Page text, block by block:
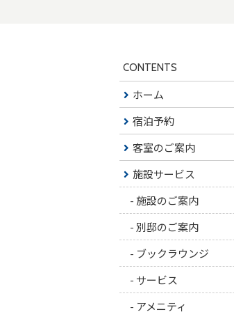
CONTENTS
ホーム
宿泊予約
客室のご案内
施設サービス
-施設のご案内
- 別邸のご案内
- ブックラウンジ
- サービス
- アメニティ